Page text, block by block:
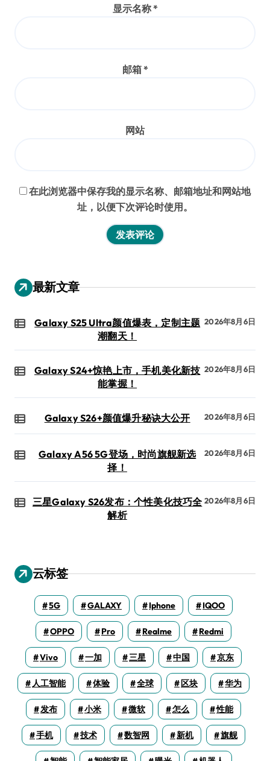
显示名称*
邮箱*
网站
在此浏览器中保存我的显示名称、邮箱地址和网站地
址，以便下次评论时使用。
最新文章
Galaxy S25 Ultra颜值爆表，定制主题
潮翻天！
2026年8月6日
Galaxy S24+惊艳上市，手机美化新技
能掌握！
2026年8月6日
Galaxy S26+颜值爆升秘诀大公开 2026年8月6日
Galaxy A56 5G登场，时尚旗舰新选
择！
2026年8月6日
三星Galaxy S26发布：个性美化技巧全
解析
2026年8月6日
云标签
5G GALAXY Iphone IQOO
OPPO Pro Realme Redmi
Vivo 一加 三星 中国 京东
人工智能 体验 全球 区块 华为
发布 小米 微软 怎么 性能
手机 技术 数智网 新机 旗舰